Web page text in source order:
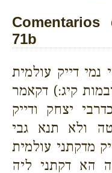
71b
נמי דייק עולמית
קיג:) דקאמר
יצחק ודייק
ולא תנא גבי
מדקתני עולמית
הא דקתני ליה